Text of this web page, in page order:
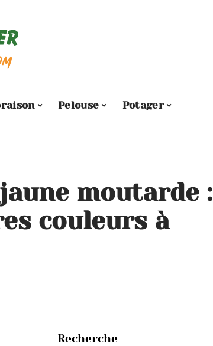
Pelouse Potager
moutarde :
couleurs à
Recherche